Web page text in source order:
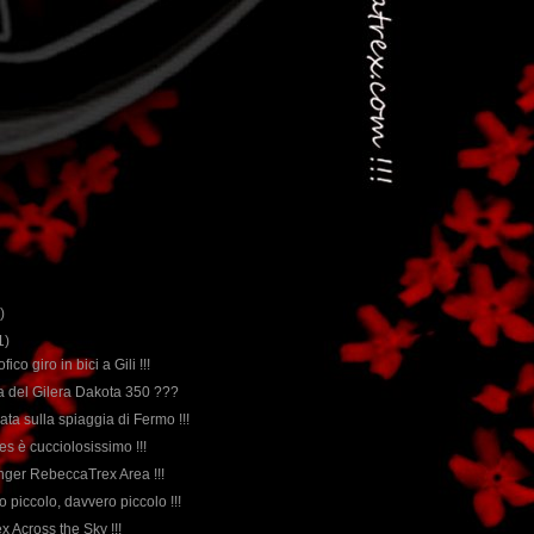
giro in bici a Gili !!!
del Gilera Dakota 350 ???
sulla spiaggia di Fermo !!!
è cucciolosissimo !!!
RebeccaTrex Area !!!
piccolo, davvero piccolo !!!
Across the Sky !!!